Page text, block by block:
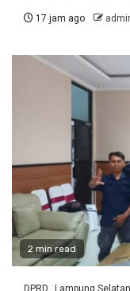
17 jam ago
2 min read
DPRD Lampung Selatan